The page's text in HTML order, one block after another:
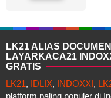
LK21 ALIAS
LAYARKACA21
GRATIS
LK21, IDLIX, INDOXXI,
platform paling populer di